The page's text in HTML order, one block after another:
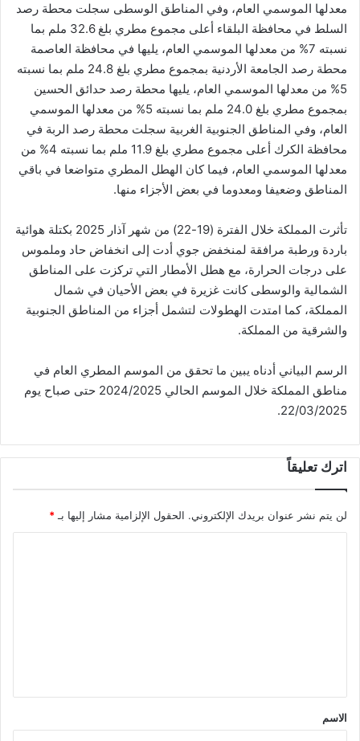
معدلها الموسمي العام، وفي المناطق الوسطى سجلت محطة رصد
السلط في محافظة البلقاء أعلى مجموع مطري بلغ 32.6 ملم بما
نسبته 7% من معدلها الموسمي العام، يليها في محافظة العاصمة
محطة رصد الجامعة الأردنية بمجموع مطري بلغ 24.8 ملم بما نسبته
5% من معدلها الموسمي العام، يليها محطة رصد حدائق الحسين
بمجموع مطري بلغ 24.0 ملم بما نسبته 5% من معدلها الموسمي
العام، وفي المناطق الجنوبية الغربية سجلت محطة رصد الربة في
محافظة الكرك أعلى مجموع مطري بلغ 11.9 ملم بما نسبته 4% من
معدلها الموسمي العام، فيما كان الهطل المطري متواضعا في باقي
المناطق وضعيفا ومعدوما في بعض الأجزاء منها.
تأثرت المملكة خلال الفترة (19-22) من شهر آذار 2025 بكتلة هوائية
باردة ورطبة مرافقة لمنخفض جوي أدت إلى انخفاض حاد وملموس
على درجات الحرارة، مع هطل الأمطار التي تركزت على المناطق
الشمالية والوسطى كانت غزيرة في بعض الأحيان في شمال
المملكة، كما امتدت الهطولات لتشمل أجزاء من المناطق الجنوبية
والشرقية من المملكة.
الرسم البياني أدناه يبين ما تحقق من الموسم المطري العام في
مناطق المملكة خلال الموسم الحالي 2024/2025 حتى صباح يوم
22/03/2025.
اترك تعليقاً
لن يتم نشر عنوان بريدك الإلكتروني. الحقول الإلزامية مشار إليها بـ *
*
الاسم